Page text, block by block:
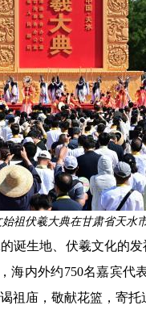
祖伏羲大典在甘肃省天水
诞生地、伏羲文化的
海内外约750名嘉宾代
祖庙，敬献花篮，寄托